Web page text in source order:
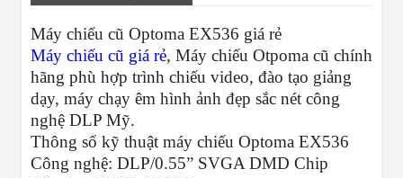
Máy chiếu cũ Optoma EX536 giá rẻ
Máy chiếu cũ giá rẻ, Máy chiếu Otpoma cũ chính
hãng phù hợp trình chiếu video, đào tạo giảng
dạy, máy chạy êm hình ảnh đẹp sắc nét công
nghệ DLP Mỹ.
Thông số kỹ thuật máy chiếu Optoma EX536
Công nghệ: DLP/0.55” SVGA DMD Chip